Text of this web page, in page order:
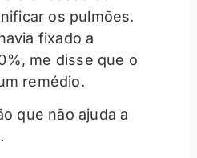
os pulmões.
fixado a
me disse que o
remédio.
que não ajuda a